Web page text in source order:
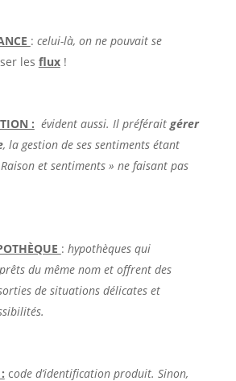
: celui-là, on ne pouvait se
les flux!
: évident aussi. Il préférait gérer
, la gestion de ses sentiments étant
et sentiments » ne faisant pas
: hypothèques qui
du même nom et offrent des
de situations délicates et
code d’identification produit. Sinon,